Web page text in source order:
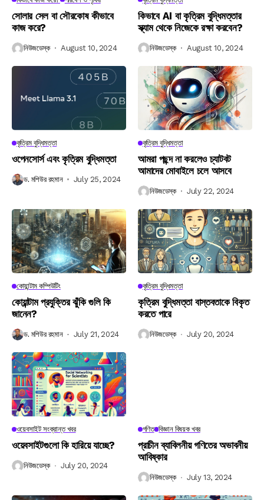
সোলার সেল বা সৌরকোষ কীভাবে
কাজ করে?
নিউজডেস্ক August 10, 2024
কিভাবে AI বা কৃত্রিম বুদ্ধিমত্তার
স্ক্যাম থেকে নিজেকে রক্ষা করবেন?
নিউজডেস্ক August 10, 2024
কৃত্রিম বুদ্ধিমত্তা
ওপেনসোর্স এবং কৃত্রিম বুদ্ধিমত্তা
ড. মশিউর রহমান July 25, 2024
কৃত্রিম বুদ্ধিমত্তা
আমরা পছন্দ না করলেও চ্যাটবট
আমাদের মোবাইলে চলে আসবে
নিউজডেস্ক July 22, 2024
কোয়ান্টাম কম্পিউটিং
কোয়ান্টাম প্রযুক্তির ঝুঁকি গুলি কি
জানেন?
ড. মশিউর রহমান July 21, 2024
কৃত্রিম বুদ্ধিমত্তা
কৃত্রিম বুদ্ধিমত্তা বাস্তবতাকে বিকৃত
করতে পারে
নিউজডেস্ক July 20, 2024
ওয়েবসাইট সংক্রান্ত খবর
ওয়েবসাইটগুলো কি হারিয়ে যাচ্ছে?
নিউজডেস্ক July 20, 2024
গণিত বিজ্ঞান বিষয়ক খবর
প্রাচীন ব্যাবিলনীয় গণিতের অভাবনীয়
আবিষ্কার
নিউজডেস্ক July 13, 2024